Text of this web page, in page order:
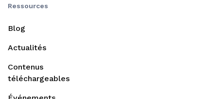
Ressources
Blog
Actualités
Contenus
téléchargeables